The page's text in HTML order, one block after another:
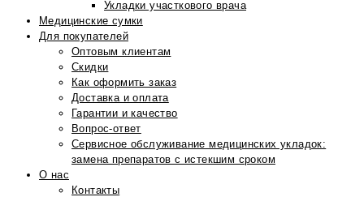
Укладки участкового врача
Медицинские сумки
Для покупателей
Оптовым клиентам
Скидки
Как оформить заказ
Доставка и оплата
Гарантии и качество
Вопрос-ответ
Сервисное обслуживание медицинских укладок:
замена препаратов с истекшим сроком
О нас
Контакты